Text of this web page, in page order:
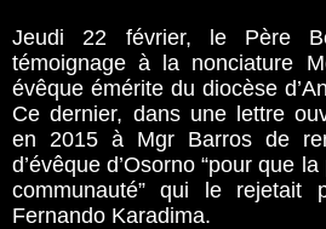
Jeudi 22 février, le Père
témoignage à la nonciature
évêque émérite du diocèse
Ce dernier, dans une lettre
en 2015 à Mgr Barros de
d’évêque d’Osorno “pour que
communauté” qui le rejetait
Fernando Karadima.